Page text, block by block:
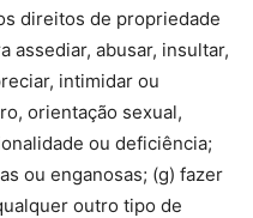
direitos de propriedade
assediar, abusar, insultar,
intimidar ou
orientação sexual,
ou deficiência;
ou enganosas; (g) fazer
outro tipo de